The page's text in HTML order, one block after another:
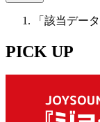
「該当デー
PICK UP